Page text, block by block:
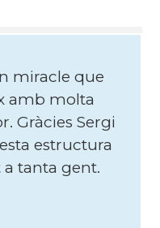
miracle que
amb molta
Gràcies Sergi
estructura
tanta gent.